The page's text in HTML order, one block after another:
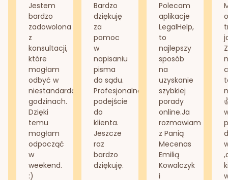
Jestem
bardzo
zadowolona
z
konsultacji,
które
mogłam
odbyć w
niestandardowych
godzinach.
Dzięki
temu
mogłam
odpocząć
w
weekend.
:)
Bardzo
dziękuję
za
pomoc
w
napisaniu
pisma
do sądu.
Profesjonalne
podejście
do
klienta.
Jeszcze
raz
bardzo
dziękuję.
Polecam
aplikacje
LegalHelp,
to
najlepszy
sposób
na
uzyskanie
szybkiej
porady
online.Ja
rozmawiam
z Panią
Mecenas
Emilią
Kowalczyk
i